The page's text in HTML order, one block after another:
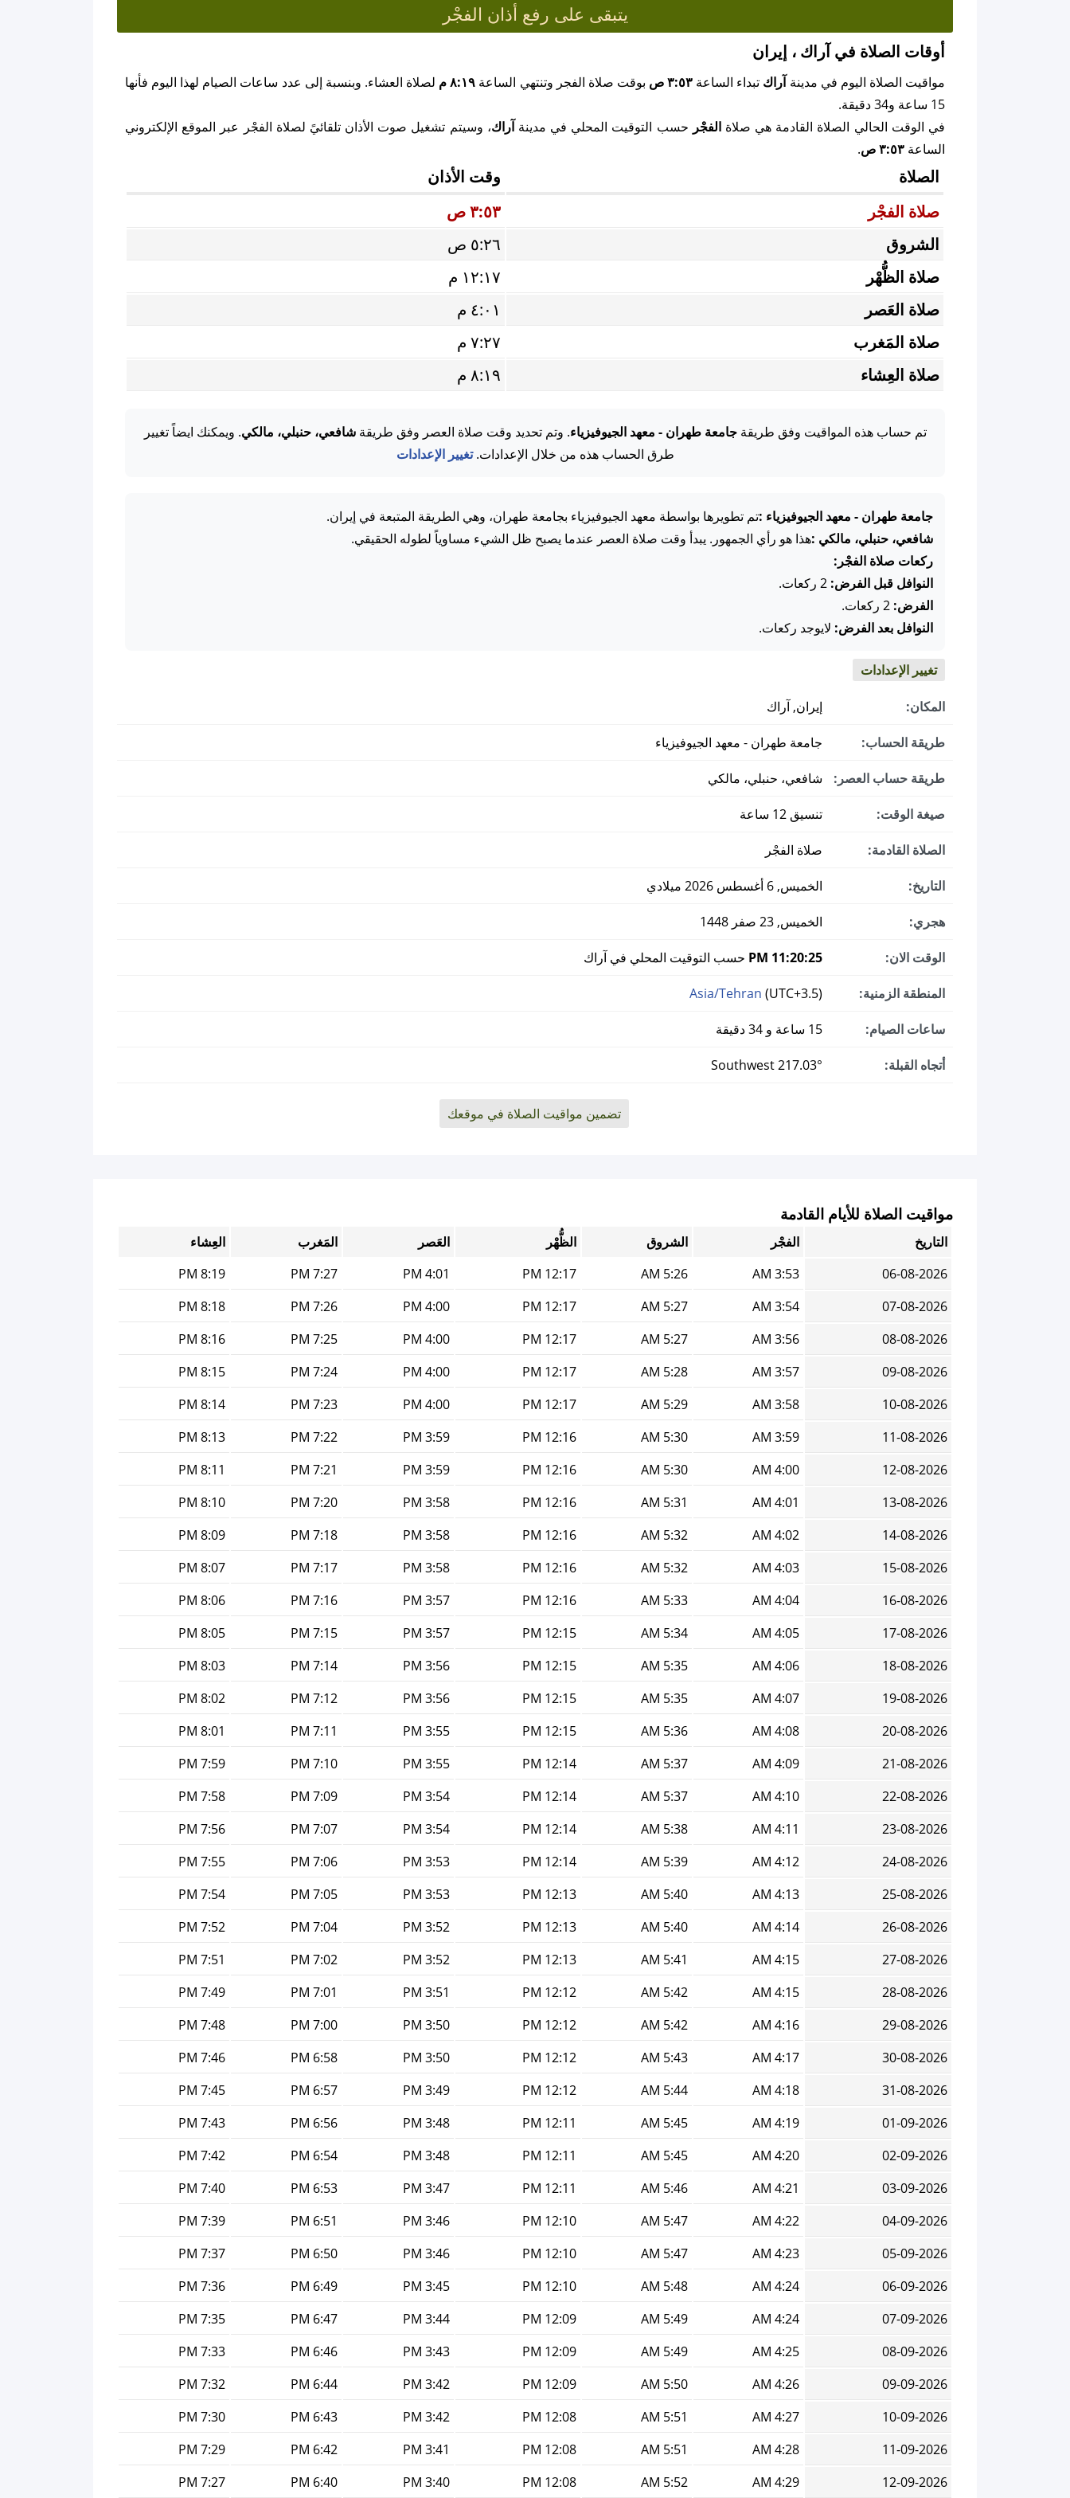
يتبقى على رفع أذان الفجْر
أوقات الصلاة في آراك ، إيران
مواقيت الصلاة اليوم في مدينة آراك تبداء الساعة ٣:٥٣ ص بوقت صلاة الفجر وتنتهي الساعة ٨:١٩ م
لصلاة العشاء. وبنسبة إلى عدد ساعات الصيام لهذا اليوم فأنها
15 ساعة و34 دقيقة.
في الوقت الحالي الصلاة القادمة هي صلاةالفجْر حسب التوقيت المحلي في مدينةآراك، وسيتم تشغيل صوت الأذان تلقائيً لصلاة الفجْر عبر الموقع الإلكتروني
الساعة ٣:٥٣ ص .
الصلاة
وقت الأذان
صلاة الفجْر
٣:٥٣ ص
الشروق
٥:٢٦ ص
صلاة الظُّهْر
١٢:١٧ م
صلاة العَصر
٤:٠١ م
صلاة المَغرب
٧:٢٧ م
صلاة العِشاء
٨:١٩ م
تم حساب هذه المواقيت وفق طريقةجامعة طهران - معهد الجيوفيزياء. وتم تحديد وقت صلاة العصر وفق طريقةشافعي، حنبلي، مالكي. ويمكنك ايضاً تغيير
طرق الحساب هذه من خلال الإعدادات.تغيير الإعدادات
جامعة طهران - معهد الجيوفيزياء :تم تطويرها بواسطة معهد الجيوفيزياء بجامعة طهران، وهي الطريقة المتبعة في إيران.
شافعي، حنبلي، مالكي :هذا هو رأي الجمهور. يبدأ وقت صلاة العصر عندما يصبح ظل الشيء مساوياً لطوله الحقيقي.
ركعات صلاة الفجْر:
النوافل قبل الفرض:
الفرض:
النوافل بعد الفرض: لايوجد ركعات.
تغيير الإعدادات
المكان: إيران, آراك
طريقة الحساب: جامعة طهران - معهد الجيوفيزياء
طريقة حساب العصر: شافعي، حنبلي، مالكي
صيغة الوقت: تنسيق 12 ساعة
الصلاة القادمة: صلاة الفجْر
التاريخ: الخميس, 6 أغسطس 2026 ميلادي
هجري: الخميس, 23 صفر 1448
الوقت الان: 11:20:26 PM حسب التوقيت المحلي في آراك
المنطقة الزمنية: Asia/Tehran (UTC+3.5)
ساعات الصيام:
أتجاه القبلة:
تضمين مواقيت الصلاة في موقعك
مواقيت الصلاة للأيام القادمة
التاريخ الفجْر الشروق الظُّهْر العَصر المَغرب
العِشاء
06-08-2026
3:53 AM
5:26 AM
12:17 PM
4:01 PM
7:27 PM
8:19 PM
07-08-2026
3:54 AM
5:27 AM
12:17 PM
4:00 PM
7:26 PM
8:18 PM
08-08-2026
3:56 AM
5:27 AM
12:17 PM
4:00 PM
7:25 PM
8:16 PM
09-08-2026
3:57 AM
5:28 AM
12:17 PM
4:00 PM
7:24 PM
8:15 PM
10-08-2026
3:58 AM
5:29 AM
12:17 PM
4:00 PM
7:23 PM
8:14 PM
11-08-2026
3:59 AM
5:30 AM
12:16 PM
3:59 PM
7:22 PM
8:13 PM
12-08-2026
4:00 AM
5:30 AM
12:16 PM
3:59 PM
7:21 PM
8:11 PM
13-08-2026
4:01 AM
5:31 AM
12:16 PM
3:58 PM
7:20 PM
8:10 PM
14-08-2026
4:02 AM
5:32 AM
12:16 PM
3:58 PM
7:18 PM
8:09 PM
15-08-2026
4:03 AM
5:32 AM
12:16 PM
3:58 PM
7:17 PM
8:07 PM
16-08-2026
4:04 AM
5:33 AM
12:16 PM
3:57 PM
7:16 PM
8:06 PM
17-08-2026
4:05 AM
5:34 AM
12:15 PM
3:57 PM
7:15 PM
8:05 PM
18-08-2026
4:06 AM
5:35 AM
12:15 PM
3:56 PM
7:14 PM
8:03 PM
19-08-2026
4:07 AM
5:35 AM
12:15 PM
3:56 PM
7:12 PM
8:02 PM
20-08-2026
4:08 AM
5:36 AM
12:15 PM
3:55 PM
7:11 PM
8:01 PM
21-08-2026
4:09 AM
5:37 AM
12:14 PM
3:55 PM
7:10 PM
7:59 PM
22-08-2026
4:10 AM
5:37 AM
12:14 PM
3:54 PM
7:09 PM
7:58 PM
23-08-2026
4:11 AM
5:38 AM
12:14 PM
3:54 PM
7:07 PM
7:56 PM
24-08-2026
4:12 AM
5:39 AM
12:14 PM
3:53 PM
7:06 PM
7:55 PM
25-08-2026
4:13 AM
5:40 AM
12:13 PM
3:53 PM
7:05 PM
7:54 PM
26-08-2026
4:14 AM
5:40 AM
12:13 PM
3:52 PM
7:04 PM
7:52 PM
27-08-2026
4:15 AM
5:41 AM
12:13 PM
3:52 PM
7:02 PM
7:51 PM
28-08-2026
4:15 AM
5:42 AM
12:12 PM
3:51 PM
7:01 PM
7:49 PM
29-08-2026
4:16 AM
5:42 AM
12:12 PM
3:50 PM
7:00 PM
7:48 PM
30-08-2026
4:17 AM
5:43 AM
12:12 PM
3:50 PM
6:58 PM
7:46 PM
31-08-2026
4:18 AM
5:44 AM
12:12 PM
3:49 PM
6:57 PM
7:45 PM
01-09-2026
4:19 AM
5:45 AM
12:11 PM
3:48 PM
6:56 PM
7:43 PM
02-09-2026
4:20 AM
5:45 AM
12:11 PM
3:48 PM
6:54 PM
7:42 PM
03-09-2026
4:21 AM
5:46 AM
12:11 PM
3:47 PM
6:53 PM
7:40 PM
04-09-2026
4:22 AM
5:47 AM
12:10 PM
3:46 PM
6:51 PM
7:39 PM
05-09-2026
4:23 AM
5:47 AM
12:10 PM
3:46 PM
6:50 PM
7:37 PM
06-09-2026
4:24 AM
5:48 AM
12:10 PM
3:45 PM
6:49 PM
7:36 PM
07-09-2026
4:24 AM
5:49 AM
12:09 PM
3:44 PM
6:47 PM
7:35 PM
08-09-2026
4:25 AM
5:49 AM
12:09 PM
3:43 PM
6:46 PM
7:33 PM
09-09-2026
4:26 AM
5:50 AM
12:09 PM
3:42 PM
6:44 PM
7:32 PM
10-09-2026
4:27 AM
5:51 AM
12:08 PM
3:42 PM
6:43 PM
7:30 PM
11-09-2026
4:28 AM
5:51 AM
12:08 PM
3:41 PM
6:42 PM
7:29 PM
12-09-2026
4:29 AM
5:52 AM
12:08 PM
3:40 PM
6:40 PM
7:27 PM